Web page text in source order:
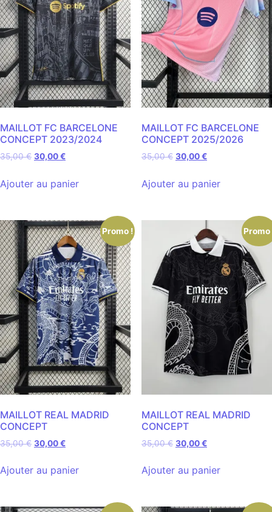
MAILLOT FC BARCELONE
CONCEPT 2023/2024
35,00€ 30,00€
Ajouter au panier
MAILLOT FC BARCELONE
CONCEPT 2025/2026
35,00€ 30,00€
Ajouter au panier
Promo !
MAILLOT REAL MADRID
CONCEPT
35,00€ 30,00€
Ajouter au panier
Promo
MAILLOT REAL MADRID
CONCEPT
35,00€ 30,00€
Ajouter au panier